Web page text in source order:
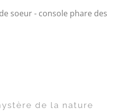
soeur - console phare des
de la nature